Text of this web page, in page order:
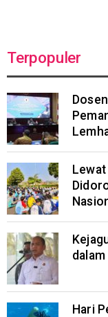
Terpopuler
Hari